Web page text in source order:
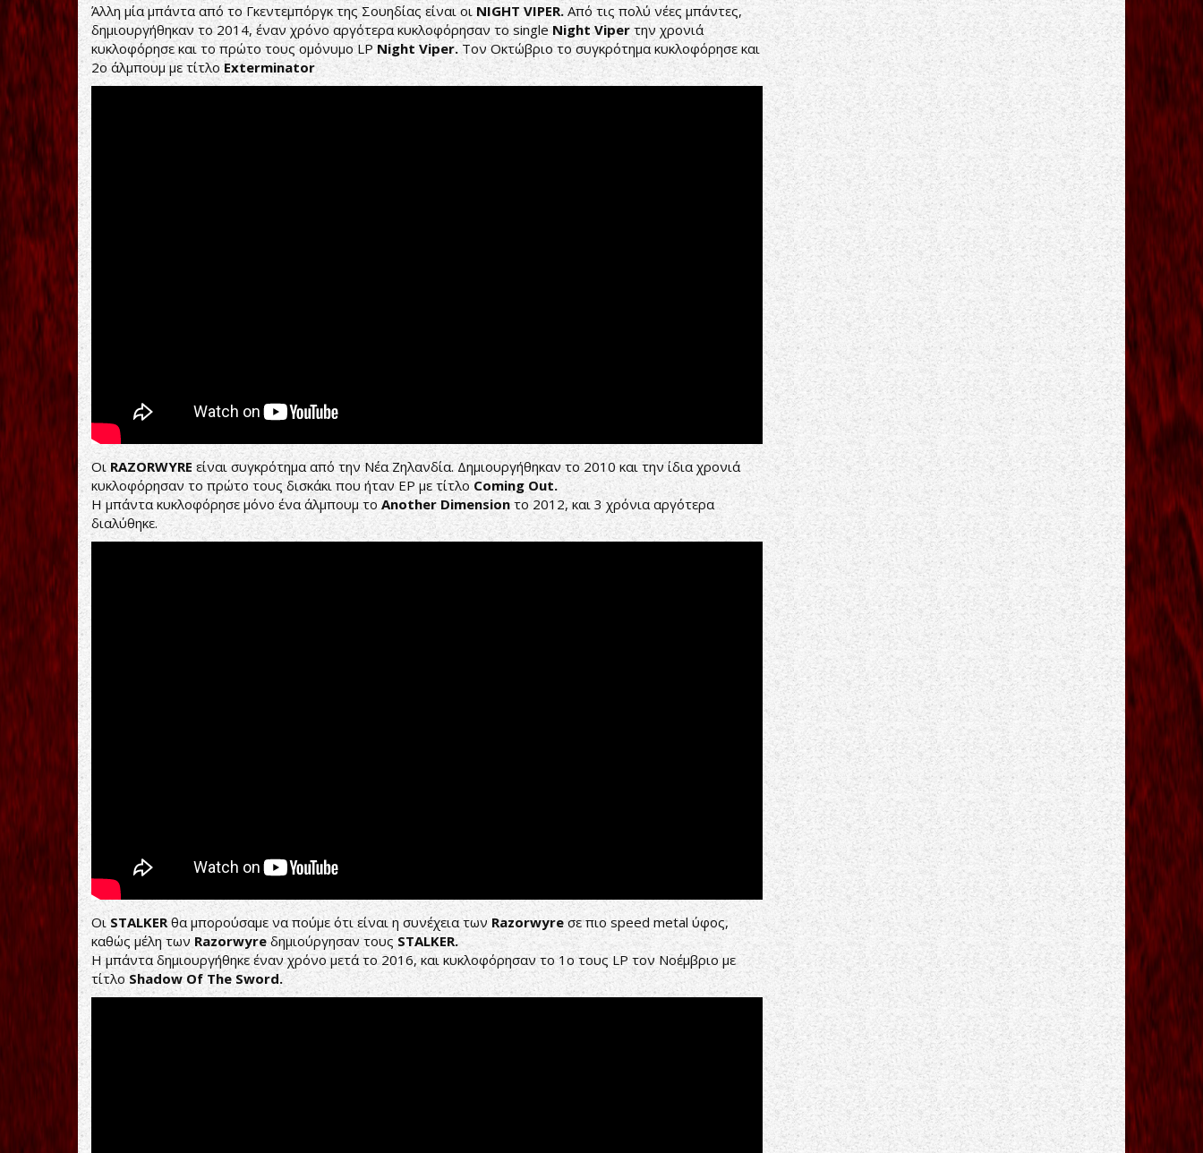
Άλλη μία μπάντα από το Γκεντεμπόργκ της Σουηδίας είναι οι NIGHT VIPER.Από τις πολύ νέες μπάντες,
δημιουργήθηκαν το 2014, έναν χρόνο αργότερα κυκλοφόρησαν το single Night Viperτην χρονιά
κυκλοφόρησε και το πρώτο τους ομόνυμο LP Night Viper.Τον Οκτώβριο το συγκρότημα κυκλοφόρησε και
2o άλμπουμ με τίτλοExterminator
Οι RAZORWYRE είναι συγκρότημα από την Νέα Ζηλανδία. Δημιουργήθηκαν το 2010 και την ίδια χρονιά
κυκλοφόρησαν το πρώτο τους δισκάκι που ήταν EP με τίτλο Coming Out.
Η μπάντα κυκλοφόρησε μόνο ένα άλμπουμ το Another Dimension το 2012, και 3 χρόνια αργότερα
διαλύθηκε.
ΟιSTALKERθα μπορούσαμε να πούμε ότι είναι η συνέχεια των Razorwyre σε πιο speed metal ύφος,
καθώς μέλη των Razorwyre δημιούργησαν τουςSTALKER.
H μπάντα δημιουργήθηκε έναν χρόνο μετά το 2016, και κυκλοφόρησαν το 1o τους LP τον Νοέμβριο με
τίτλο Shadow Of The Sword.